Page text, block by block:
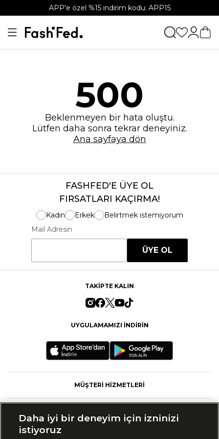
APP'e özel %15 indirim kodu: APP15
500
Beklenmeyen bir hata oluştu.
Lütfen daha sonra tekrar deneyiniz.
Ana sayfaya dön
FASHFED'E ÜYE OL
FIRSATLARI KAÇIRMA!
Kadın Erkek
Belirtmek istemiyorum
Mail Adresin
ÜYE OL
TAKİPTE KALIN
UYGULAMAMIZI İNDİRİN
MÜŞTERİ HİZMETLERİ
Daha iyi bir deneyim için izninizi
istiyoruz